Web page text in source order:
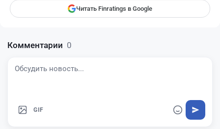
Читать Finratings в Google
Комментарии 0
GIF